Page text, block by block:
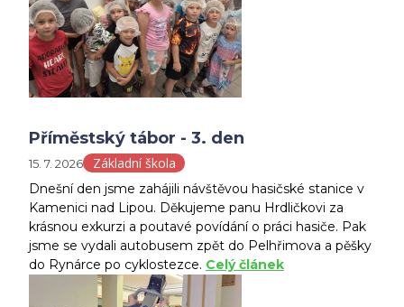
Příměstský tábor - 3. den
15. 7. 2026 Základní škola
Dnešní den jsme zahájili návštěvou hasičské stanice v
Kamenici nad Lipou. Děkujeme panu Hrdličkovi za
krásnou exkurzi a poutavé povídání o práci hasiče. Pak
jsme se vydali autobusem zpět do Pelhřimova a pěšky
do Rynárce po cyklostezce. Celý článek